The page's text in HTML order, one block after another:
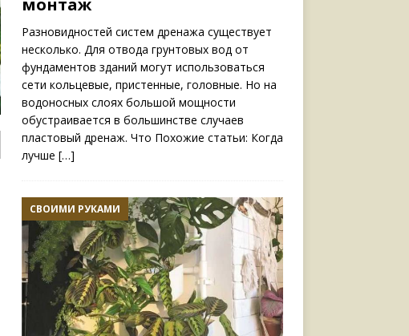
монтаж
Разновидностей систем дренажа существует
несколько. Для отвода грунтовых вод от
фундаментов зданий могут использоваться
сети кольцевые, пристенные, головные. Но на
водоносных слоях большой мощности
обустраивается в большинстве случаев
пластовый дренаж. Что Похожие статьи: Когда
лучше […]
СВОИМИ РУКАМИ